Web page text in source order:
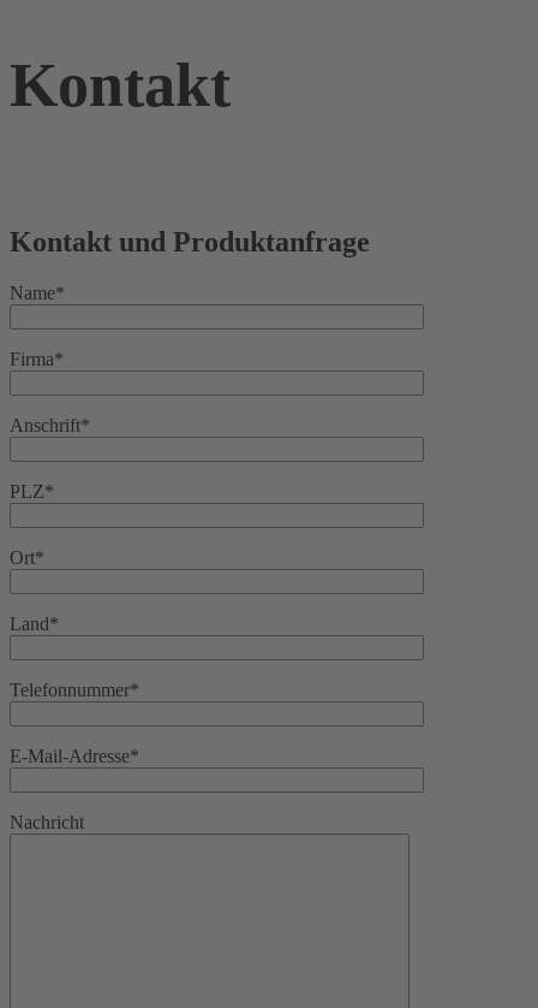
Kontakt
Kontakt und Produktanfrage
Name*
Firma*
Anschrift*
PLZ*
Ort*
Land*
Telefonnummer*
E-Mail-Adresse*
Nachricht